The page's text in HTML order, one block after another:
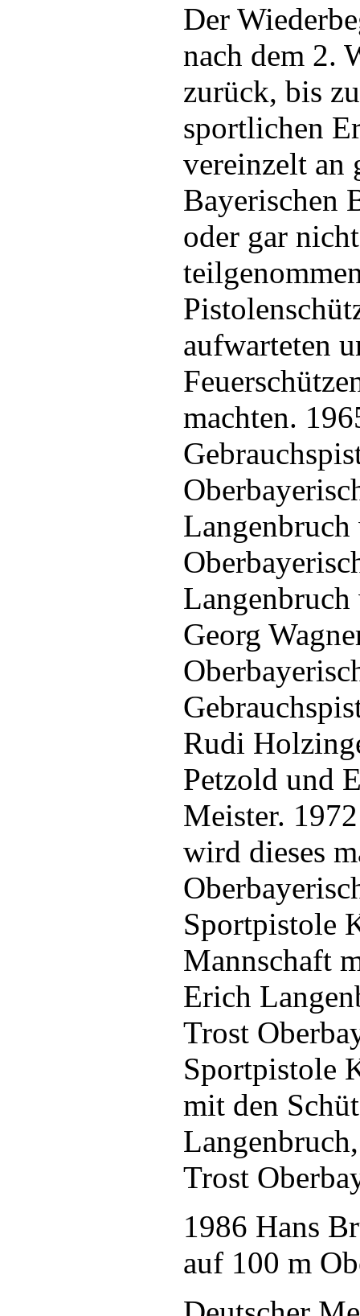
Der
nach dem 2.
zurück, bis
sportlichen
vereinzelt an
Bayerischen
oder gar
aufwarteten
machten.
Georg
Rudi
Petzold und
Meister.
wird dieses
Sportpistole
Mannschaft
Erich
Trost
Sportpistole
mit den
Trost
1986 Hans
auf 100 m